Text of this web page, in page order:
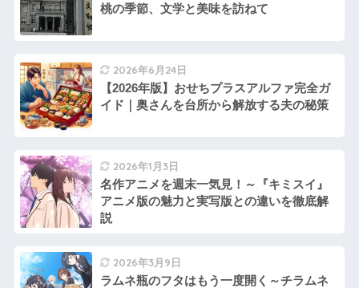
桃の季節、文学と美味を訪ねて
2026年6月24日
【2026年版】おせちプラスアルファ完全ガ
イド｜奥さんを台所から解放する夫の秘策
2026年1月3日
名作アニメを週末一気見！～『キミスイ』
アニメ版の魅力と実写版との違いを徹底解
説
2026年3月9日
ラムネ瓶のフタはもう一度開く～チラムネ